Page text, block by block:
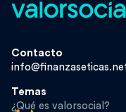
Contacto
Temas
¿Qué es valorsocial?